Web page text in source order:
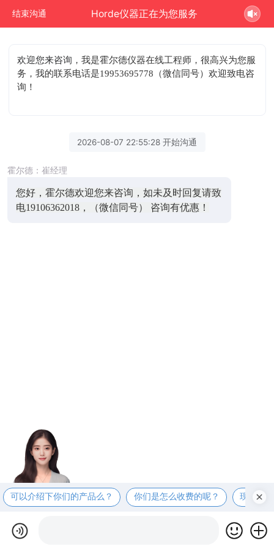
结束沟通 Horde仪器正在为您服务
欢迎您来咨询 ，我是霍尔德仪器在线工程师，很高兴为您服
务，我的联系电话是19953695778（微信同号）欢迎致电咨
询！
2026-08-07 22:55:28 开始沟通
霍尔德：崔经理
您好，霍尔德欢迎您来咨询，如未及时回复请致
电19106362018，（微信同号） 咨询有优惠！
可以介绍下你们的产品么？ 你们是怎么收费的呢？ 现在有